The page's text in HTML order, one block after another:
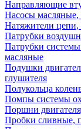
Направляющие
Насосы масляные,
Натяжители
Патрубки
Патрубки
масляные
Подушки
глушителя
Полукольца
Помпы системы
Поршни
Пробки сливные,